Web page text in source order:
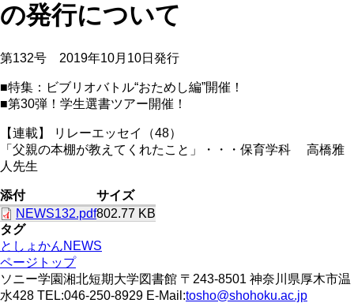
の発行について
第132号 2019年10月10日発行
■特集：ビブリオバトル“おためし編”開催！
■第30弾！学生選書ツアー開催！
【連載】 リレーエッセイ（48）
「父親の本棚が教えてくれたこと」・・・保育学科 高橋雅
人先生
添付
サイズ
NEWS132.pdf802.77 KB
タグ
としょかんNEWS
ページトップ
ソニー学園湘北短期大学図書館 〒243-8501 神奈川県厚木市温
水428 TEL:046-250-8929 E-Mail:tosho@shohoku.ac.jp